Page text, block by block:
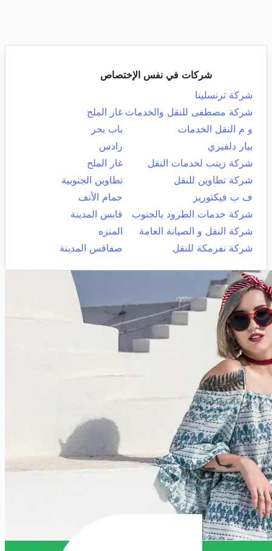
شركات في نفس الإختصاص
شركة ترنسلينا
شركة مصطفى للنقل والخدمات غار الملح
و م النقل الخدمات
باب بحر
بيار دلفيري
رادس
شركة زينب لخدمات النقل
غار الملح
شركة تطاوين للنقل
تطاوين الجنوبية
ف ب فيكتوريز
حمام الأنف
شركة خدمات الطرود بالجنوب
قابس المدينة
شركة النقل و الصيانة العامة
المنزه
شركة نفرمكة للنقل
صفاقس المدينة